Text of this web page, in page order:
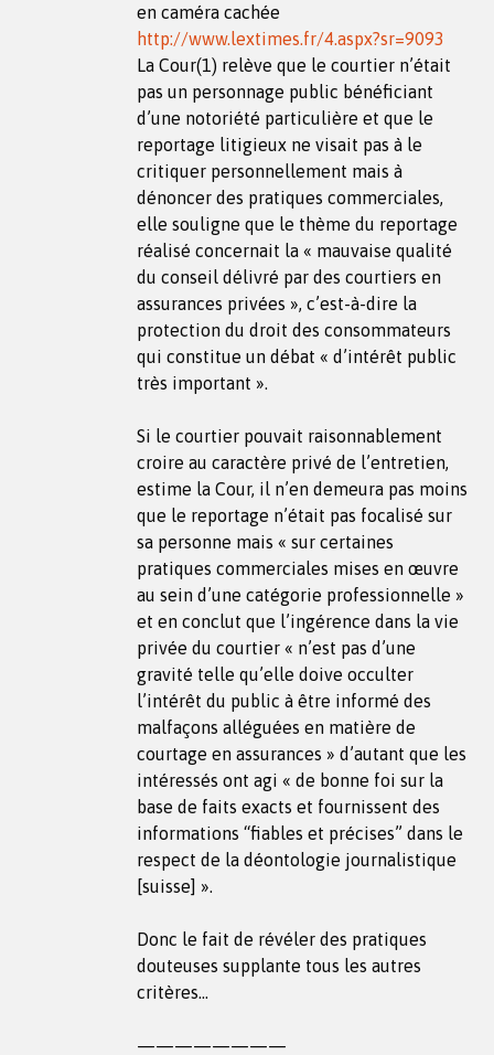
en caméra cachée
http://www.lextimes.fr/4.aspx?sr=9093
La Cour(1) relève que le courtier n’était
pas un personnage public bénéficiant
d’une notoriété particulière et que le
reportage litigieux ne visait pas à le
critiquer personnellement mais à
dénoncer des pratiques commerciales,
elle souligne que le thème du reportage
réalisé concernait la « mauvaise qualité
du conseil délivré par des courtiers en
assurances privées », c’est-à-dire la
protection du droit des consommateurs
qui constitue un débat « d’intérêt public
très important ».
Si le courtier pouvait raisonnablement
croire au caractère privé de l’entretien,
estime la Cour, il n’en demeura pas moins
que le reportage n’était pas focalisé sur
sa personne mais « sur certaines
pratiques commerciales mises en œuvre
au sein d’une catégorie professionnelle »
et en conclut que l’ingérence dans la vie
privée du courtier « n’est pas d’une
gravité telle qu’elle doive occulter
l’intérêt du public à être informé des
malfaçons alléguées en matière de
courtage en assurances » d’autant que les
intéressés ont agi « de bonne foi sur la
base de faits exacts et fournissent des
informations “fiables et précises” dans le
respect de la déontologie journalistique
[suisse] ».
Donc le fait de révéler des pratiques
douteuses supplante tous les autres
critères…
————————